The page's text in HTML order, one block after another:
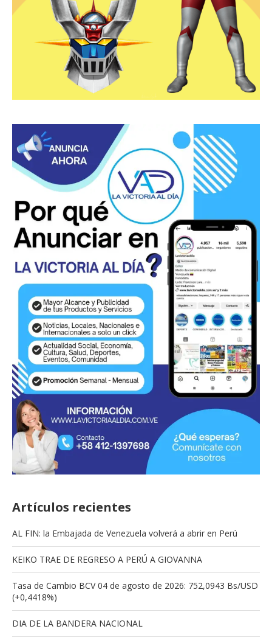
Artículos recientes
AL FIN: la Embajada de Venezuela volverá a abrir en Perú
KEIKO TRAE DE REGRESO A PERÚ A GIOVANNA
Tasa de Cambio BCV 04 de agosto de 2026: 752,0943 Bs/USD
(+0,4418%)
DIA DE LA BANDERA NACIONAL